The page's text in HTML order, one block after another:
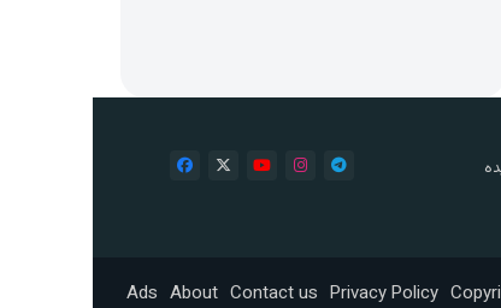
Ads About Contact us Privacy Policy